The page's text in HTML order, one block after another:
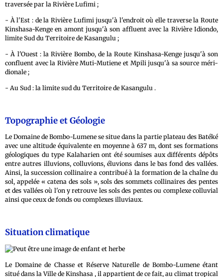
traversée par la Rivière Lufimi ;
- À l'Est : de la Rivière Lufimi jusqu'à l'endroit où elle traverse la Route
Kinshasa-Kenge en amont jusqu'à son affluent avec la Rivière Idiondo,
limite Sud du Territoire de Kasangulu ;
- À l'Ouest : la Rivière Bombo, de la Route Kinshasa-Kenge jusqu'à son
confluent avec la Rivière Muti-Mutiene et Mpili jusqu'à sa source méri-
dionale ;
- Au Sud : la limite sud du Territoire de Kasangulu .
Topographie et Géologie
Le Domaine de Bombo-Lumene se situe dans la partie plateau des Batéké
avec une altitude équivalente en moyenne à 637 m, dont ses formations
géologiques du type Kalaharien ont été soumises aux différents dépôts
entre autres illuvions, colluvions, éluvions dans le bas fond des vallées.
Ainsi, la succession collinaire a contribué à la formation de la chaîne du
sol, appelée « catena des sols », sols des sommets collinaires des pentes
et des vallées où l'on y retrouve les sols des pentes ou complexe colluvial
ainsi que ceux de fonds ou complexes illuviaux.
Situation climatique
Le Domaine de Chasse et Réserve Naturelle de Bombo-Lumene étant
situé dans la Ville de Kinshasa , il appartient de ce fait, au climat tropical